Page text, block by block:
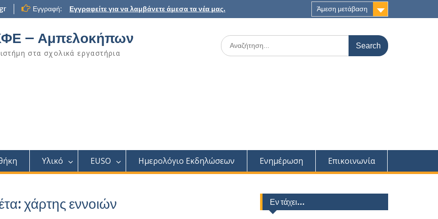
Εγγραφή: Εγγραφείτε για να λαμβάνετε άμεσα τα νέα μας. Άμεση μετάβαση
– Αμπελοκήπων
στα σχολικά εργαστήρια
Search
for:
Υλικό EUSO Ημερολόγιο Εκδηλώσεων Ενημέρωση Επικοινωνία
χάρτης εννοιών Εν τάχει…